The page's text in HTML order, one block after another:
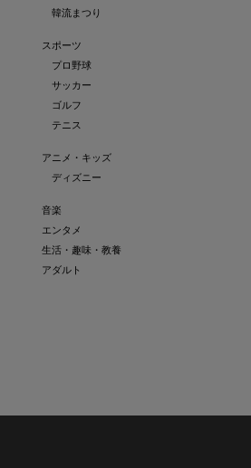
韓流まつり
スポーツ
プロ野球
サッカー
ゴルフ
テニス
アニメ・キッズ
ディズニー
音楽
エンタメ
生活・趣味・教養
アダルト